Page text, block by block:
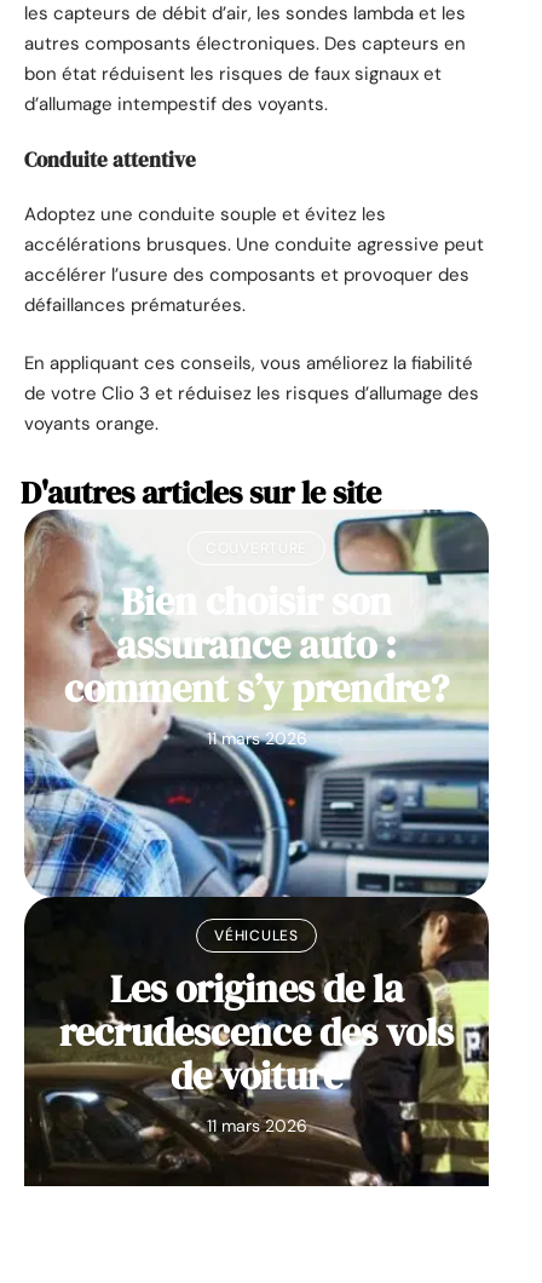
les capteurs de débit d’air, les sondes lambda et les
autres composants électroniques. Des capteurs en
bon état réduisent les risques de faux signaux et
d’allumage intempestif des voyants.
Conduite attentive
Adoptez une conduite souple et évitez les
accélérations brusques. Une conduite agressive peut
accélérer l’usure des composants et provoquer des
défaillances prématurées.
En appliquant ces conseils, vous améliorez la fiabilité
de votre Clio 3 et réduisez les risques d’allumage des
voyants orange.
D'autres articles sur le site
Bien choisir son
assurance auto :
comment s’y prendre?
11 mars 2026
VÉHICULES
Les origines de la
recrudescence des vols
de voiture
11 mars 2026